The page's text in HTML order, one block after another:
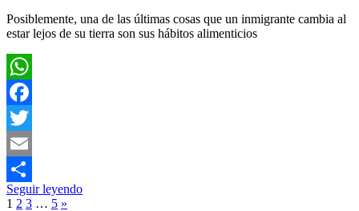
Posiblemente, una de las últimas cosas que un inmigrante cambia al
estar lejos de su tierra son sus hábitos alimenticios
WhatsApp
Facebook
Twitter
Email
Compartir
Seguir leyendo
Paginación
1 2 3 … 5 Siguientes
»